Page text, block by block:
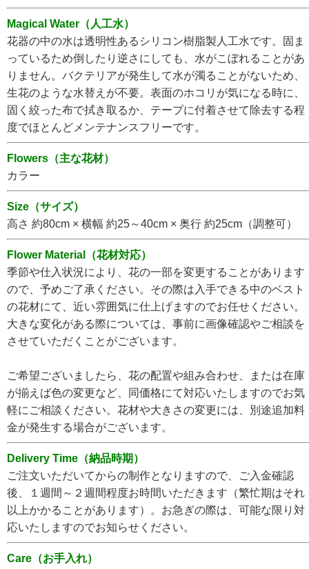
Magical Water（人工水）
花器の中の水は透明性あるシリコン樹脂製人工水です。固ま
っているため倒したり逆さにしても、水がこぼれることがあ
りません。バクテリアが発生して水が濁ることがないため、
生花のような水替えが不要。表面のホコリが気になる時に、
固く絞った布で拭き取るか、テープに付着させて除去する程
度でほとんどメンテナンスフリーです。
Flowers（主な花材）
カラー
Size（サイズ）
高さ 約80cm × 横幅 約25～40cm × 奥行 約25cm（調整可）
Flower Material（花材対応）
季節や仕入状況により、花の一部を変更することがあります
ので、予めご了承ください。その際は入手できる中のベスト
の花材にて、近い雰囲気に仕上げますのでお任せください。
大きな変化がある際については、事前に画像確認やご相談を
させていただくことがございます。
ご希望ございましたら、花の配置や組み合わせ、または在庫
が揃えば色の変更など、同価格にて対応いたしますのでお気
軽にご相談ください。花材や大きさの変更には、別途追加料
金が発生する場合がございます。
Delivery Time（納品時期）
ご注文いただいてからの制作となりますので、ご入金確認
後、１週間～２週間程度お時間いただきます（繁忙期はそれ
以上かかることがあります）。お急ぎの際は、可能な限り対
応いたしますのでお知らせください。
Care（お手入れ）